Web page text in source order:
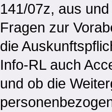
141/07z, aus
Fragen zur
die
Info-RL auch
und ob die